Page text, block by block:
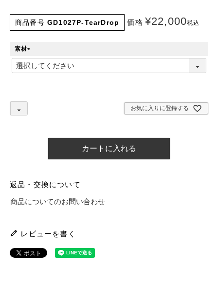
商品番号 GD1027P-TearDrop 価格 ¥22,000税込
素材
(
必
お気に入りに登録する
カートに入れる
返品・交換について
商品についてのお問い合わせ
レビューを書く